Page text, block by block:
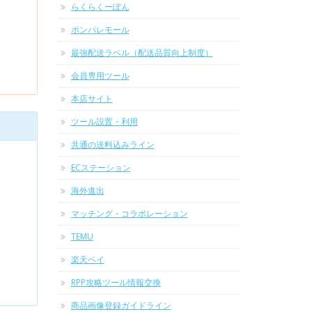
らくらくーぽん
ポンパレモール
最強配送ラベル（配送品質向上制度）
会員専用ツール
本店サイト
ツール設置・利用
共通の送料込みライン
ECステーション
海外進出
マッチング・コラボレーション
TEMU
楽天ペイ
RPP攻略ツール情報交換
商品画像登録ガイドライン